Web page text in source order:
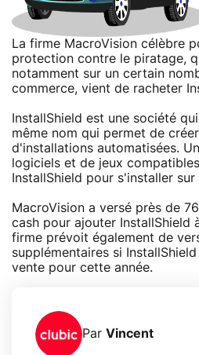
La firme MacroVision célèbre
protection contre le piratage,
notamment sur un certain
commerce, vient de racheter
InstallShield est une société
même nom qui permet de
d'installations automatisées.
logiciels et de jeux
InstallShield pour s'installer sur
MacroVision a versé près de
cash pour ajouter InstallShield
firme prévoit également de
supplémentaires si
vente pour cette année.
Par Vincent